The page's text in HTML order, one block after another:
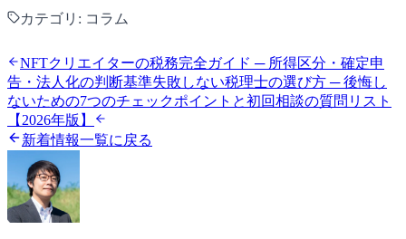
カテゴリ: コラム
NFTクリエイターの税務完全ガイド ─ 所得区分・確定申
告・法人化の判断基準失敗しない税理士の選び方 ─ 後悔し
ないための7つのチェックポイントと初回相談の質問リスト
【2026年版】
新着情報一覧に戻る